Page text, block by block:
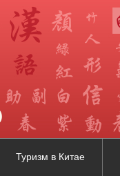
Туризм в Китае